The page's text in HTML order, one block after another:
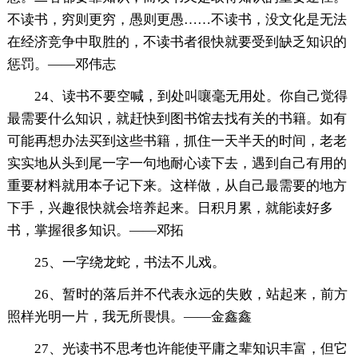
不读书，穷则更穷，愚则更愚……不读书，没文化是无法
在经济竞争中取胜的，不读书者很快就要受到缺乏知识的
惩罚。——邓伟志
24、读书不要空喊，到处叫嚷毫无用处。你自己觉得
最需要什么知识，就赶快到图书馆去找有关的书籍。如有
可能再想办法买到这些书籍，抓住一天半天的时间，老老
实实地从头到尾一字一句地耐心读下去，遇到自己有用的
重要材料就用本子记下来。这样做，从自己最需要的地方
下手，兴趣很快就会培养起来。日积月累，就能读好多
书，掌握很多知识。——邓拓
25、一字绕龙蛇，书法不儿戏。
26、暂时的落后并不代表永远的失败，站起来，前方
照样光明一片，我无所畏惧。——金鑫鑫
27、光读书不思考也许能使平庸之辈知识丰富，但它